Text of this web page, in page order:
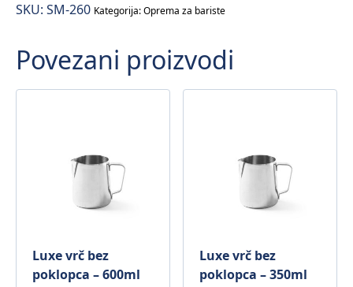
SKU: SM-260 Kategorija:Oprema za bariste
Povezani proizvodi
Luxe vrč bez
poklopca – 600ml
Luxe vrč bez
poklopca – 350ml